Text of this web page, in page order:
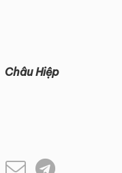
Châu Hiệp